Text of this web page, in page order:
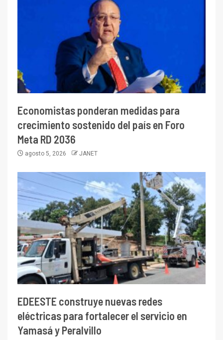
Economistas ponderan medidas para
crecimiento sostenido del país en Foro
Meta RD 2036
agosto 5, 2026 JANET
EDEESTE construye nuevas redes
eléctricas para fortalecer el servicio en
Yamasá y Peralvillo